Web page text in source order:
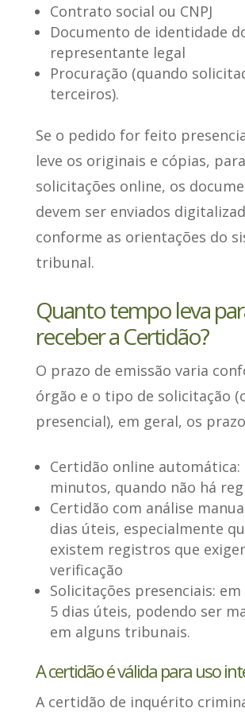
Contrato social ou CNPJ
Documento de identidade
representante legal
Procuração (quando
terceiros).
Se o pedido for feito
leve os originais e cópias, para
solicitações online, os
devem ser enviados
conforme as orientações do
tribunal.
Quanto tempo leva
receber a Certidão?
O prazo de emissão varia
órgão e o tipo de solicitação
presencial), em geral, os
Certidão online automática:
minutos, quando não há
Certidão com análise
dias úteis, especialmente
existem registros que
verificação
Solicitações presenciais: em
5 dias úteis, podendo ser
em alguns tribunais.
A certidão é válida para uso
A certidão de inquérito